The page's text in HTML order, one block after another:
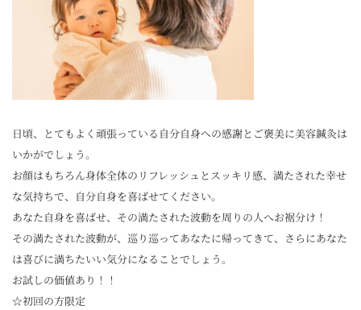
日頃、とてもよく頑張っている自分自身への感謝とご褒美に美容鍼灸は
いかがでしょう。
お顔はもちろん身体全体のリフレッシュとスッキリ感、満たされた幸せ
な気持ちで、自分自身を喜ばせてください。
あなた自身を喜ばせ、その満たされた波動を周りの人へお裾分け！
その満たされた波動が、巡り巡ってあなたに帰ってきて、さらにあなた
は喜びに満ちたいい気分になることでしょう。
お試しの価値あり！！
☆初回の方限定